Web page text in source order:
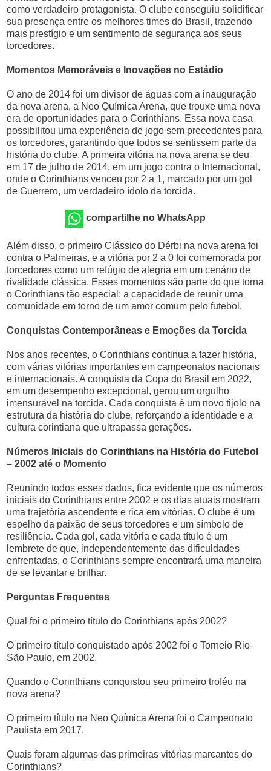
como verdadeiro protagonista. O clube conseguiu solidificar
sua presença entre os melhores times do Brasil, trazendo
mais prestígio e um sentimento de segurança aos seus
torcedores.
Momentos Memoráveis e Inovações no Estádio
O ano de 2014 foi um divisor de águas com a inauguração
da nova arena, a Neo Química Arena, que trouxe uma nova
era de oportunidades para o Corinthians. Essa nova casa
possibilitou uma experiência de jogo sem precedentes para
os torcedores, garantindo que todos se sentissem parte da
história do clube. A primeira vitória na nova arena se deu
em 17 de julho de 2014, em um jogo contra o Internacional,
onde o Corinthians venceu por 2 a 1, marcado por um gol
de Guerrero, um verdadeiro ídolo da torcida.
compartilhe no WhatsApp
Além disso, o primeiro Clássico do Dérbi na nova arena foi
contra o Palmeiras, e a vitória por 2 a 0 foi comemorada por
torcedores como um refúgio de alegria em um cenário de
rivalidade clássica. Esses momentos são parte do que torna
o Corinthians tão especial: a capacidade de reunir uma
comunidade em torno de um amor comum pelo futebol.
Conquistas Contemporâneas e Emoções da Torcida
Nos anos recentes, o Corinthians continua a fazer história,
com várias vitórias importantes em campeonatos nacionais
e internacionais. A conquista da Copa do Brasil em 2022,
em um desempenho excepcional, gerou um orgulho
imensurável na torcida. Cada conquista é um novo tijolo na
estrutura da história do clube, reforçando a identidade e a
cultura corintiana que ultrapassa gerações.
Números Iniciais do Corinthians na História do Futebol
– 2002 até o Momento
Reunindo todos esses dados, fica evidente que os números
iniciais do Corinthians entre 2002 e os dias atuais mostram
uma trajetória ascendente e rica em vitórias. O clube é um
espelho da paixão de seus torcedores e um símbolo de
resiliência. Cada gol, cada vitória e cada título é um
lembrete de que, independentemente das dificuldades
enfrentadas, o Corinthians sempre encontrará uma maneira
de se levantar e brilhar.
Perguntas Frequentes
Qual foi o primeiro título do Corinthians após 2002?
O primeiro título conquistado após 2002 foi o Torneio Rio-
São Paulo, em 2002.
Quando o Corinthians conquistou seu primeiro troféu na
nova arena?
O primeiro título na Neo Química Arena foi o Campeonato
Paulista em 2017.
Quais foram algumas das primeiras vitórias marcantes do
Corinthians?